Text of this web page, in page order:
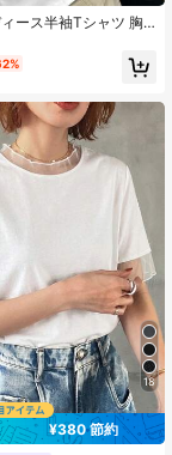
ース半袖Tシャツ 胸
ゴプリント ゆったり
ト ナチュラルカジュ
ス
18
¥380 節約